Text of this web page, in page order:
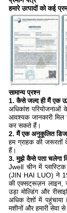
हमारे उत्पादों को कई
सामान्य प्रश्न
1. कैसे जल्द ही मैं एक
अधिकांश परियोजनाओं
आवश्यक जानकारी
कर सकते हैं।
2. मैं एक अनुकूलित
हम ग्राहक की जरूरतों
हैं।
3. मुझे कैसे पता चलेगा
Jwell चीन में प्लास्टिक
(JIN HAI LUO) ने
की एक्सट्रूज़न लाइन,
उड़ा मोल्डिंग और
अधिक देशों में पहुंचाया
मशीनों और हमारी सेवा